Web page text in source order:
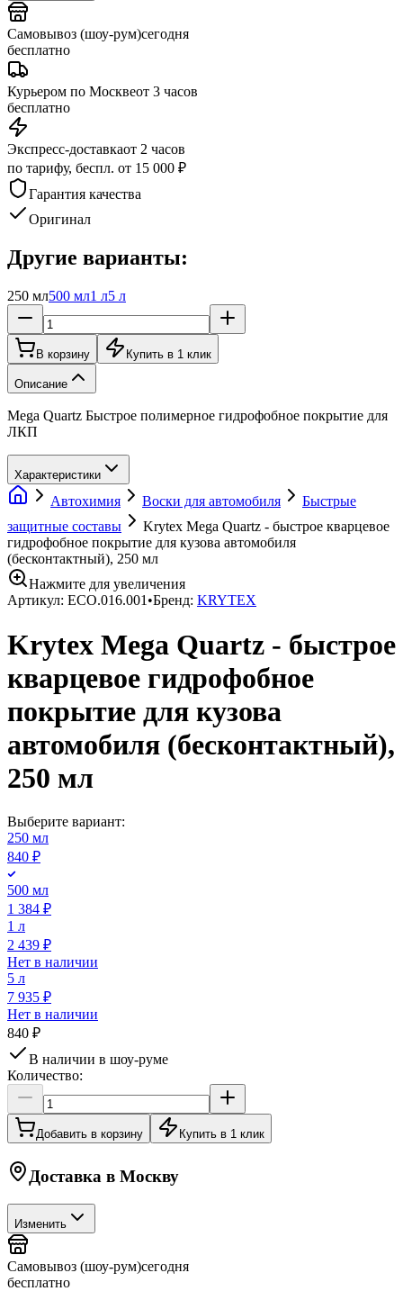
Самовывоз (шоу-рум)сегодня
бесплатно
Курьером по Москвеот 3 часов
бесплатно
Экспресс-доставкаот 2 часов
по тарифу, беспл. от 15 000 ₽
Гарантия качества
Оригинал
Другие варианты:
250 мл500 мл1 л5 л
В корзину Купить в 1 клик
Описание
Mega Quartz Быстрое полимерное гидрофобное покрытие для
ЛКП
Характеристики
Автохимия Воски для автомобиля
Быстрые
защитные составы
Krytex Mega Quartz - быстрое кварцевое
гидрофобное покрытие для кузова автомобиля
(бесконтактный), 250 мл
Нажмите для увеличения
Артикул: ECO.016.001 •Бренд: KRYTEX
Krytex Mega Quartz - быстрое
кварцевое гидрофобное
покрытие для кузова
автомобиля (бесконтактный),
250 мл
Выберите вариант:
250 мл
840 ₽
500 мл
1 384 ₽
1 л
2 439 ₽
Нет в наличии
5 л
7 935 ₽
Нет в наличии
840 ₽
В наличии в шоу-руме
Количество:
Добавить в корзину Купить в 1 клик
Доставка в Москву
Изменить
Самовывоз (шоу-рум)сегодня
бесплатно